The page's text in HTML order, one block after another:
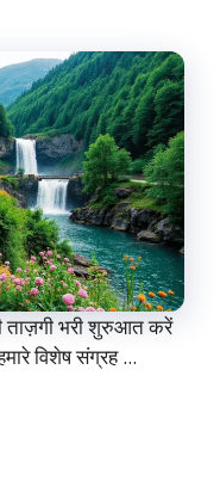
भरी शुरुआत करें
विशेष संग्रह ...